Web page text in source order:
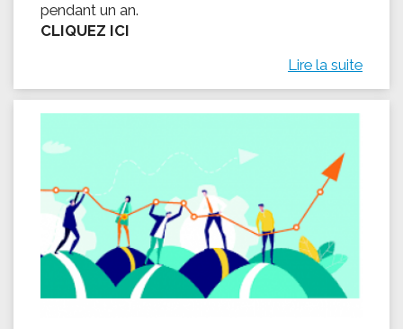
pendant un an.
CLIQUEZ ICI
Lire la suite